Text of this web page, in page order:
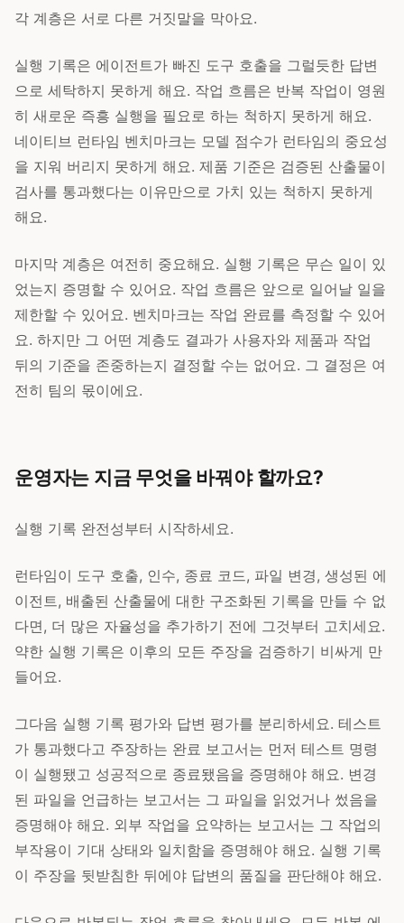
각 계층은 서로 다른 거짓말을 막아요.
실행 기록은 에이전트가 빠진 도구 호출을 그럴듯한 답변
으로 세탁하지 못하게 해요. 작업 흐름은 반복 작업이 영원
히 새로운 즉흥 실행을 필요로 하는 척하지 못하게 해요.
네이티브 런타임 벤치마크는 모델 점수가 런타임의 중요성
을 지워 버리지 못하게 해요. 제품 기준은 검증된 산출물이
검사를 통과했다는 이유만으로 가치 있는 척하지 못하게
해요.
마지막 계층은 여전히 중요해요. 실행 기록은 무슨 일이 있
었는지 증명할 수 있어요. 작업 흐름은 앞으로 일어날 일을
제한할 수 있어요. 벤치마크는 작업 완료를 측정할 수 있어
요. 하지만 그 어떤 계층도 결과가 사용자와 제품과 작업
뒤의 기준을 존중하는지 결정할 수는 없어요. 그 결정은 여
전히 팀의 몫이에요.
운영자는 지금 무엇을 바꿔야 할까요?
실행 기록 완전성부터 시작하세요.
런타임이 도구 호출, 인수, 종료 코드, 파일 변경, 생성된 에
이전트, 배출된 산출물에 대한 구조화된 기록을 만들 수 없
다면, 더 많은 자율성을 추가하기 전에 그것부터 고치세요.
약한 실행 기록은 이후의 모든 주장을 검증하기 비싸게 만
들어요.
그다음 실행 기록 평가와 답변 평가를 분리하세요. 테스트
가 통과했다고 주장하는 완료 보고서는 먼저 테스트 명령
이 실행됐고 성공적으로 종료됐음을 증명해야 해요. 변경
된 파일을 언급하는 보고서는 그 파일을 읽었거나 썼음을
증명해야 해요. 외부 작업을 요약하는 보고서는 그 작업의
부작용이 기대 상태와 일치함을 증명해야 해요. 실행 기록
이 주장을 뒷받침한 뒤에야 답변의 품질을 판단해야 해요.